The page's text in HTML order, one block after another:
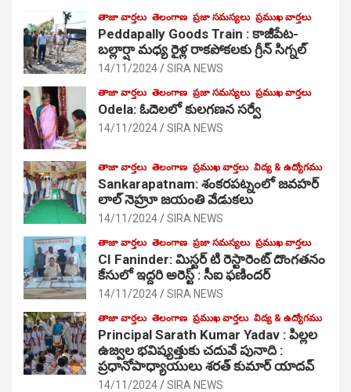
తాజా వార్తలు తెలంగాణ ప్రజా సమస్యలు ప్రముఖ వార్తలు
Peddapally Goods Train : కాజీపేట-
బల్లార్షా మధ్య రైళ్ల రాకపోకలకు గ్రీన్ సిగ్నల్
14/11/2024 SIRA NEWS
తాజా వార్తలు తెలంగాణ ప్రజా సమస్యలు ప్రముఖ వార్తలు
Odela: ఓదెలలో కులగణన సర్వే
14/11/2024 SIRA NEWS
తాజా వార్తలు తెలంగాణ ప్రముఖ వార్తలు విద్య & ఉద్యోగము
Sankarapatnam: శంకరపట్నంలో జవహర్
లాల్ నెహ్రూ జయంతి వేడుకలు
14/11/2024 SIRA NEWS
తాజా వార్తలు తెలంగాణ ప్రజా సమస్యలు ప్రముఖ వార్తలు
CI Faninder: మిస్టర్ టి రెస్టారెంట్ దొంగతనం
కేసులో ఇద్దరి అరెస్ట్ : సీఐ ఫణిందర్
14/11/2024 SIRA NEWS
తాజా వార్తలు తెలంగాణ ప్రముఖ వార్తలు విద్య & ఉద్యోగము
Principal Sarath Kumar Yadav : పిల్లల
ఉజ్వల భవిష్యత్తుకు చదువే పునాది :
ప్రధానోపాధ్యాయులు శరత్ కుమార్ యాదవ్
14/11/2024 SIRA NEWS